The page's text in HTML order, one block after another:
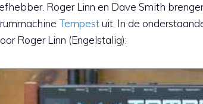
Roger Linn en Dave Smith
Tempestuit. In de
Roger Linn (Engelstalig):